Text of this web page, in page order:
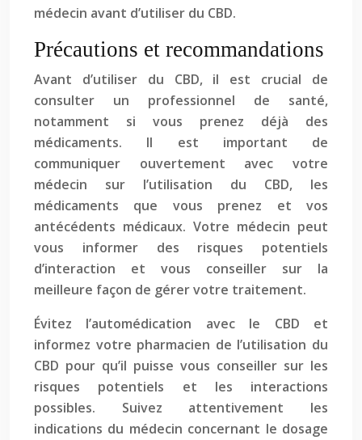
médecin avant d’utiliser du CBD.
Précautions et recommandations
Avant d’utiliser du CBD, il est crucial de
consulter un professionnel de santé,
notamment si vous prenez déjà des
médicaments. Il est important de
communiquer ouvertement avec votre
médecin sur l’utilisation du CBD, les
médicaments que vous prenez et vos
antécédents médicaux. Votre médecin peut
vous informer des risques potentiels
d’interaction et vous conseiller sur la
meilleure façon de gérer votre traitement.
Évitez l’automédication avec le CBD et
informez votre pharmacien de l’utilisation du
CBD pour qu’il puisse vous conseiller sur les
risques potentiels et les interactions
possibles. Suivez attentivement les
indications du médecin concernant le dosage